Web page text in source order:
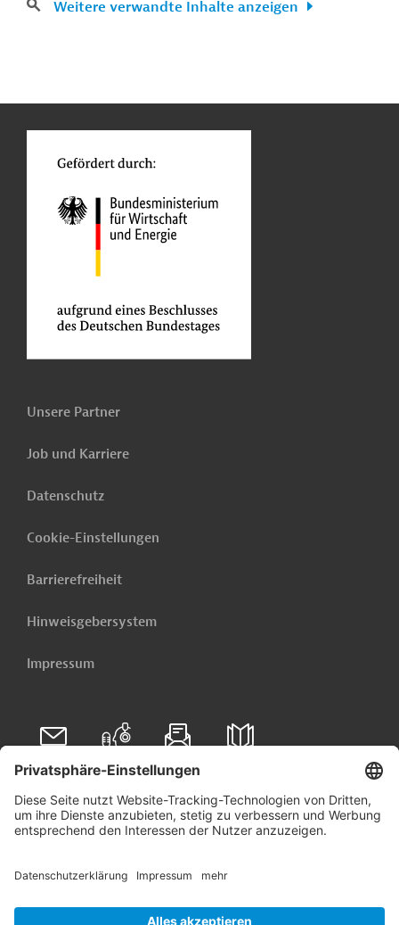
Weitere verwandte Inhalte anzeigen
Unsere Partner
Job und Karriere
Datenschutz
Cookie-Einstellungen
Barrierefreiheit
Hinweisgebersystem
Impressum
Folgen Sie uns auf
Linkedin